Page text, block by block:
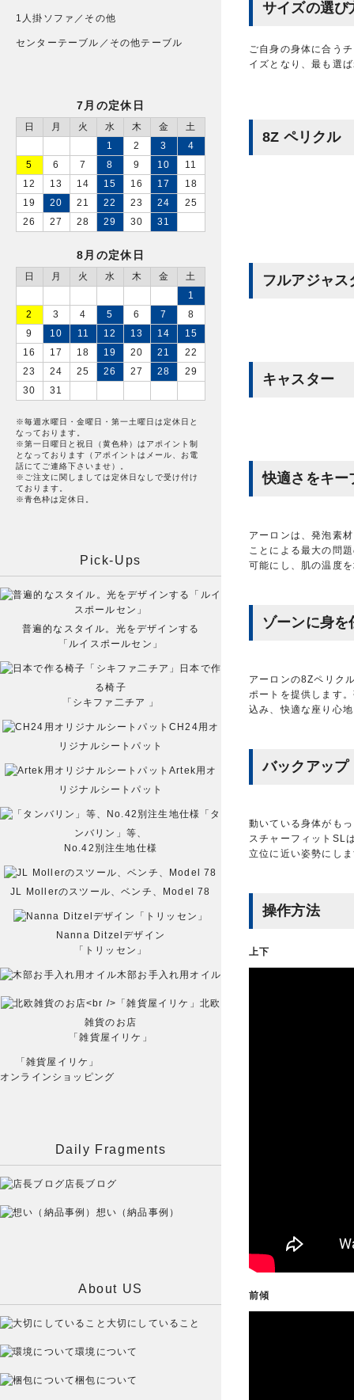
サイズの選び
ご自身の身体に合う
イズとなり、最も選
8Z ペリクル
フルアジャス
キャスター
快適さをキー
アーロンは、発泡素
ことによる最大の問
可能にし、肌の温度
ゾーンに身を
アーロンの8Zペリク
ポートを提供します
込み、快適な座り心
バックアップ
動いている身体がも
スチャーフィットSL
立位に近い姿勢にし
操作方法
上下
前傾
1人掛ソファ／その他
センターテーブル／その他テーブル
7月の定休日
日 月 火 水 木 金
土
1
2 3
4
5
6 7 8 9 10
11
12
13 14 15 16 17
18
19
20 21 22 23 24
25
26
27 28 29 30 31
8月の定休日
日 月 火 水 木 金
土
1
2
3 4 5 6 7
8
9
10 11 12 13 14
15
16
17 18 19 20 21
22
23
24 25 26 27 28
29
30
31
※毎週水曜日・金曜日・第一土曜日は定休日と
なっております。
※第一日曜日と祝日（黄色枠）はアポイント制
となっております（アポイントはメール、お電
話にてご連絡下さいませ）。
※ご注文に関しましては定休日なしで受け付け
ております。
※青色枠は定休日。
Pick-Ups
普遍的なスタイル。光をデザインする
「ルイスポールセン」
日本で作
る椅子
「シキファ二チア 」
CH24用オ
リジナルシートパット
Artek用オ
リジナルシートパット
「タ
ンバリン」等、
No.42別注生地仕様
JL Mollerのスツール、ベンチ、Model 78
Nanna Ditzelデザイン
「トリッセン」
木部お手入れ用オイル
北欧
雑貨のお店
「雑貨屋イリケ」
「雑貨屋イリケ」
オンラインショッピング
Daily Fragments
店長ブログ
想い（納品事例）
About US
大切にしていること
環境について
梱包について